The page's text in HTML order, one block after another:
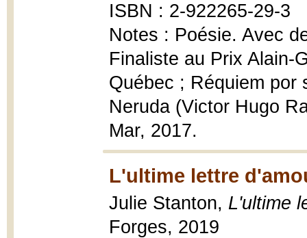
ISBN : 2-922265-29-3
Notes : Poésie. Avec
Finaliste au Prix Alain-
Québec ; Réquiem por
Neruda (Victor Hugo
Mar, 2017.
L'ultime lettre
Julie Stanton, L'ultime
Forges, 2019